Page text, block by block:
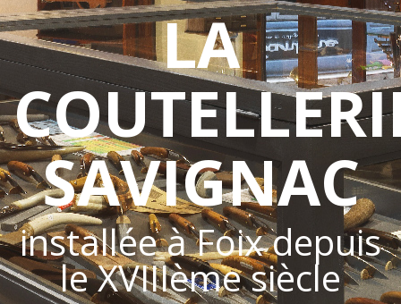
LA
SAVIGNAC
installée à Foix depuis
le XVIIIème siècle